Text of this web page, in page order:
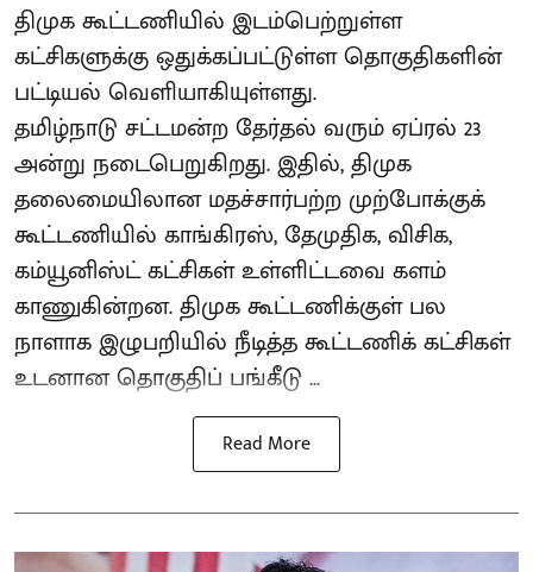
திமுக கூட்டணியில் இடம்பெற்றுள்ள
கட்சிகளுக்கு ஒதுக்கப்பட்டுள்ள தொகுதிகளின்
பட்டியல் வெளியாகியுள்ளது.
தமிழ்நாடு சட்டமன்ற தேர்தல் வரும் ஏப்ரல் 23
அன்று நடைபெறுகிறது. இதில், திமுக
தலைமையிலான மதச்சார்பற்ற முற்போக்குக்
கூட்டணியில் காங்கிரஸ், தேமுதிக, விசிக,
கம்யூனிஸ்ட் கட்சிகள் உள்ளிட்டவை களம்
காணுகின்றன. திமுக கூட்டணிக்குள் பல
நாளாக இழுபறியில் நீடித்த கூட்டணிக் கட்சிகள்
உடனான தொகுதிப் பங்கீடு ...
Read More